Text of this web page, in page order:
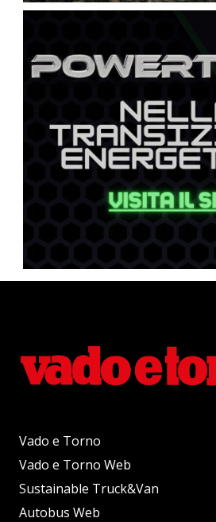
Vado e Torno
Vado e Torno Web
Sustainable Truck&Van
Autobus Web